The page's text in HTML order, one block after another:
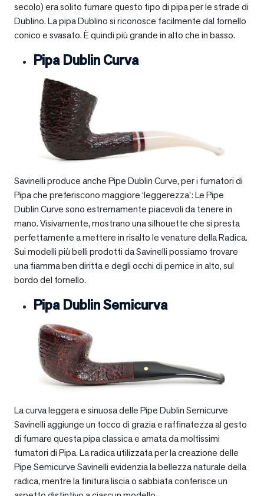
secolo) era solito fumare questo tipo di pipa per le strade di
Dublino. La pipa Dublino si riconosce facilmente dal fornello
conico e svasato. È quindi più grande in alto che in basso.
Pipa Dublin Curva
Savinelli produce anche Pipe Dublin Curve, per i fumatori di
Pipa che preferiscono maggiore ‘leggerezza’: Le Pipe
Dublin Curve sono estremamente piacevoli da tenere in
mano. Visivamente, mostrano una silhouette che si presta
perfettamente a mettere in risalto le venature della Radica.
Sui modelli più belli prodotti da Savinelli possiamo trovare
una fiamma ben diritta e degli occhi di pernice in alto, sul
bordo del fornello.
Pipa Dublin Semicurva
La curva leggera e sinuosa delle Pipe Dublin Semicurve
Savinelli aggiunge un tocco di grazia e raffinatezza al gesto
di fumare questa pipa classica e amata da moltissimi
fumatori di Pipa. La radica utilizzata per la creazione delle
Pipe Semicurve Savinelli evidenzia la bellezza naturale della
radica, mentre la finitura liscia o sabbiata conferisce un